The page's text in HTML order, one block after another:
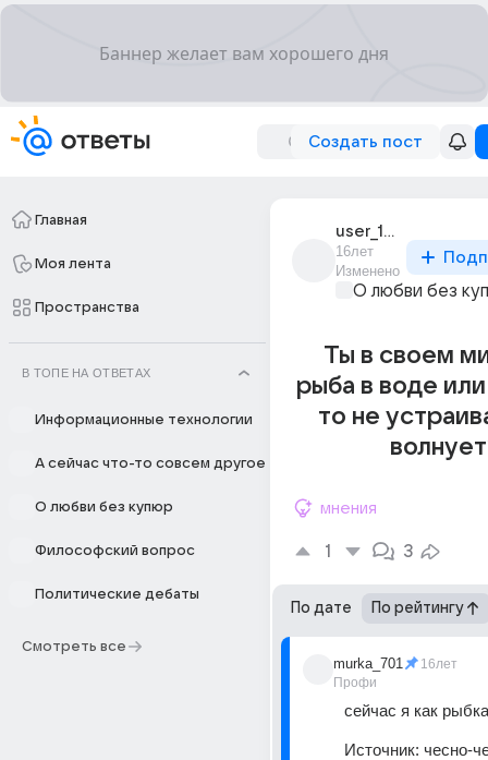
Создать пост
Главная
Моя лента
Пространства
В ТОПЕ НА ОТВЕТАХ
Информационные технологии
А сейчас что-то совсем другое
О любви без купюр
Философский вопрос
Политические дебаты
Смотреть все
user_14674873
16лет
Изменено
О любви без
Ты в своем
рыба в воде
то не
мнения
1 3
По дате По рейтингу
murka_701
Профи
16лет
сейчас я как
Источник: чесно-